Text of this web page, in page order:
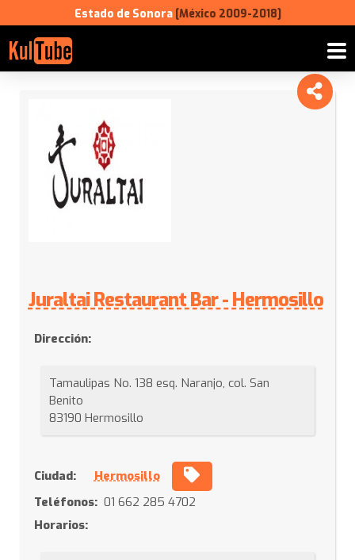
Estado de Sonora [México 2009-2018]
Hermosillo
Juraltai Restaurant Bar - Hermosillo
Dirección:
Tamaulipas No. 138 esq. Naranjo, col. San
Benito
83190 Hermosillo
Ciudad:
Hermosillo
Teléfonos: 01 662 285 4702
Horarios: